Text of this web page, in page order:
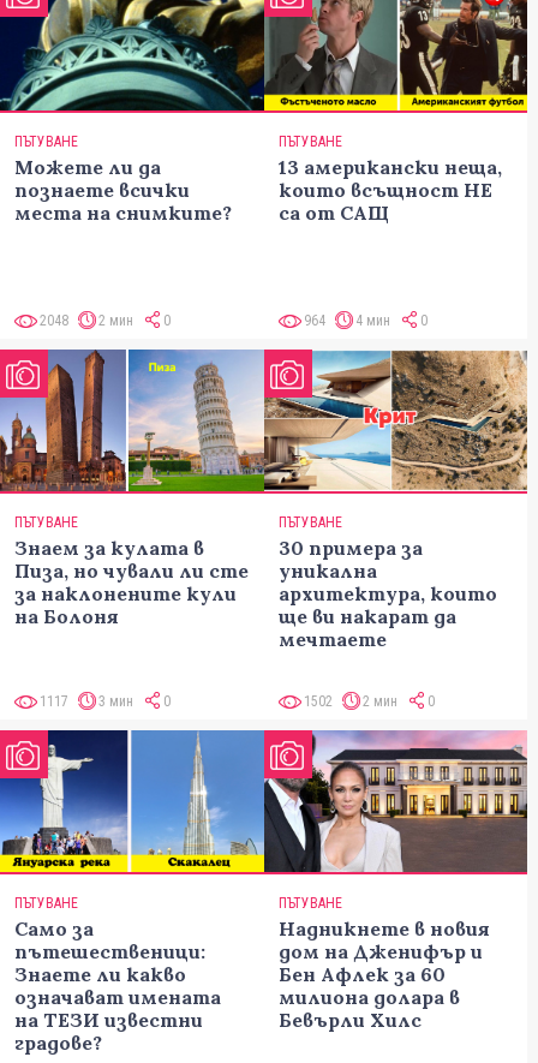
ПЪТУВАНЕ
Можете ли да
познаете всички
места на снимките?
2048 2 мин 0
ПЪТУВАНЕ
13 американски неща,
които всъщност НЕ
са от САЩ
964 4 мин 0
ПЪТУВАНЕ
Знаем за кулата в
Пиза, но чували ли сте
за наклонените кули
на Болоня
1117 3 мин 0
ПЪТУВАНЕ
30 примера за
уникална
архитектура, които
ще ви накарат да
мечтаете
1502 2 мин 0
ПЪТУВАНЕ
Само за
пътешественици:
Знаете ли какво
означават имената
на ТЕЗИ известни
градове?
ПЪТУВАНЕ
Надникнете в новия
дом на Дженифър и
Бен Афлек за 60
милиона долара в
Бевърли Хилс